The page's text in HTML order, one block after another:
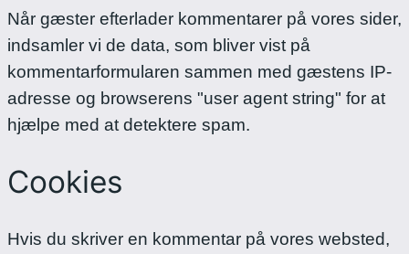
Når gæster efterlader kommentarer på vores sider,
indsamler vi de data, som bliver vist på
kommentarformularen sammen med gæstens IP-
adresse og browserens "user agent string" for at
hjælpe med at detektere spam.
Cookies
Hvis du skriver en kommentar på vores websted,